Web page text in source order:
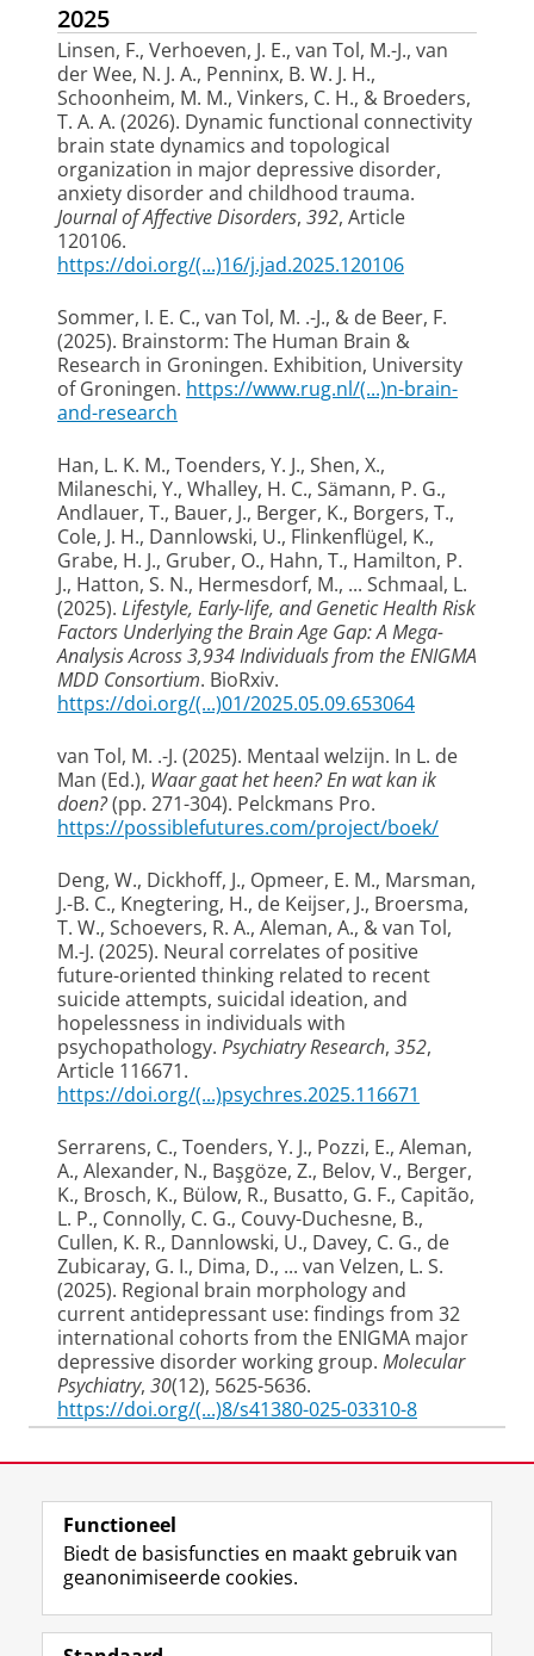
2025
Linsen, F., Verhoeven, J. E., van Tol, M.-J., van
der Wee, N. J. A., Penninx, B. W. J. H.,
Schoonheim, M. M., Vinkers, C. H., & Broeders,
T. A. A. (2026). Dynamic functional connectivity
brain state dynamics and topological
organization in major depressive disorder,
anxiety disorder and childhood trauma.
Journal of Affective Disorders, 392, Article
120106.
https://doi.org/(...)16/j.jad.2025.120106
Sommer, I. E. C., van Tol, M. .-J., & de Beer, F.
(2025). Brainstorm: The Human Brain &
Research in Groningen. Exhibition, University
of Groningen. https://www.rug.nl/(...)n-brain-
and-research
Han, L. K. M., Toenders, Y. J., Shen, X.,
Milaneschi, Y., Whalley, H. C., Sämann, P. G.,
Andlauer, T., Bauer, J., Berger, K., Borgers, T.,
Cole, J. H., Dannlowski, U., Flinkenflügel, K.,
Grabe, H. J., Gruber, O., Hahn, T., Hamilton, P.
J., Hatton, S. N., Hermesdorf, M., ... Schmaal, L.
(2025). Lifestyle, Early-life, and Genetic Health Risk
Factors Underlying the Brain Age Gap: A Mega-
Analysis Across 3,934 Individuals from the ENIGMA
MDD Consortium. BioRxiv.
https://doi.org/(...)01/2025.05.09.653064
van Tol, M. .-J. (2025). Mentaal welzijn. In L. de
Man (Ed.), Waar gaat het heen? En wat kan ik
doen?(pp. 271-304). Pelckmans Pro.
https://possiblefutures.com/project/boek/
Deng, W., Dickhoff, J., Opmeer, E. M., Marsman,
J.-B. C., Knegtering, H., de Keijser, J., Broersma,
T. W., Schoevers, R. A., Aleman, A., & van Tol,
M.-J. (2025). Neural correlates of positive
future-oriented thinking related to recent
suicide attempts, suicidal ideation, and
hopelessness in individuals with
psychopathology. Psychiatry Research, 352,
Article 116671.
https://doi.org/(...)psychres.2025.116671
Serrarens, C., Toenders, Y. J., Pozzi, E., Aleman,
A., Alexander, N., Başgöze, Z., Belov, V., Berger,
K., Brosch, K., Bülow, R., Busatto, G. F., Capitão,
L. P., Connolly, C. G., Couvy-Duchesne, B.,
Cullen, K. R., Dannlowski, U., Davey, C. G., de
Zubicaray, G. I., Dima, D., ... van Velzen, L. S.
(2025). Regional brain morphology and
current antidepressant use: findings from 32
international cohorts from the ENIGMA major
depressive disorder working group. Molecular
Psychiatry, 30(12), 5625-5636.
https://doi.org/(...)8/s41380-025-03310-8
2024
Nawijn, L., Penninx, B. W. J. H.
der Wee, N. J. A., Veltman, D. J., van der Werf, Y.
D., Schoonheim, M. M., & Vinkers, C. H. (2024).
Dynamic reconfigurations of brain networks in
depressive and anxiety disorders: The
influence of antidepressants.Psychiatry
View this page in:
Volg de RUG
F
a
L
i
R
S
I
n
Y
o
Functioneel
Biedt de basisfuncties en maakt gebruik van
geanonimiseerde cookies.